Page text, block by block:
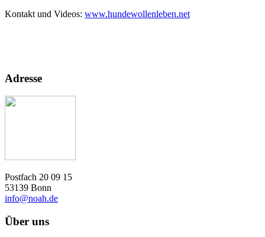
Kontakt und Videos: www.hundewollenleben.net
Adresse
Postfach 20 09 15
53139 Bonn
info@noah.de
Über uns